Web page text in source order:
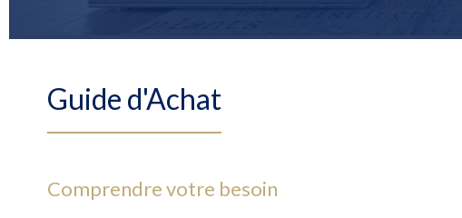
Guide d'Achat
Comprendre votre besoin